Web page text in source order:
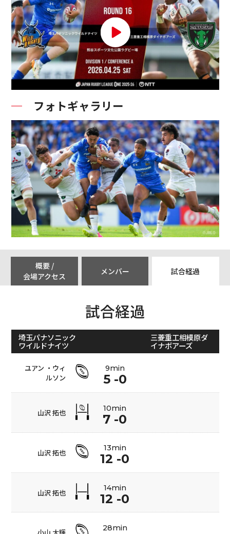
フォトギャラリー
概要 /
会場アクセス
メンバー 試合経過
試合経過
埼玉パナソニック
ワイルドナイツ
三菱重工相模原ダ
イナボアーズ
ユアン ・ウィ
ルソン
9min
5 -0
山沢 拓也 10min
7 -0
山沢 拓也 13min
12 -0
山沢 拓也 14min
12 -0
28min